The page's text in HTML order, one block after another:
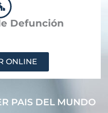
Defunción
ONLINE
PAIS DEL MUNDO